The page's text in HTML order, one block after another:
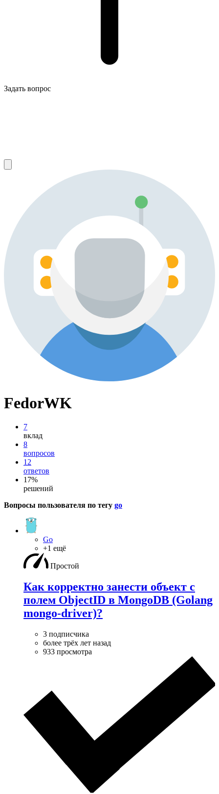
Задать вопрос
FedorWK
7
вклад
8
вопросов
12
ответов
17%
решений
Вопросы пользователя по тегу go
Go
+1 ещё
Простой
Как корректно занести объект с
полем ObjectID в MongoDB (Golang
mongo-driver)?
3 подписчика
более трёх лет назад
933 просмотра